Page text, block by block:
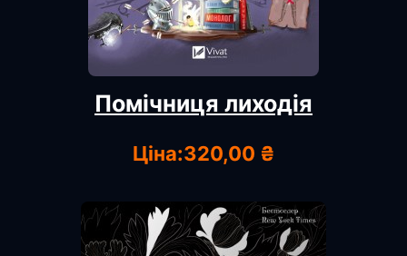
Помічниця лиходія
Ціна:320,00 ₴